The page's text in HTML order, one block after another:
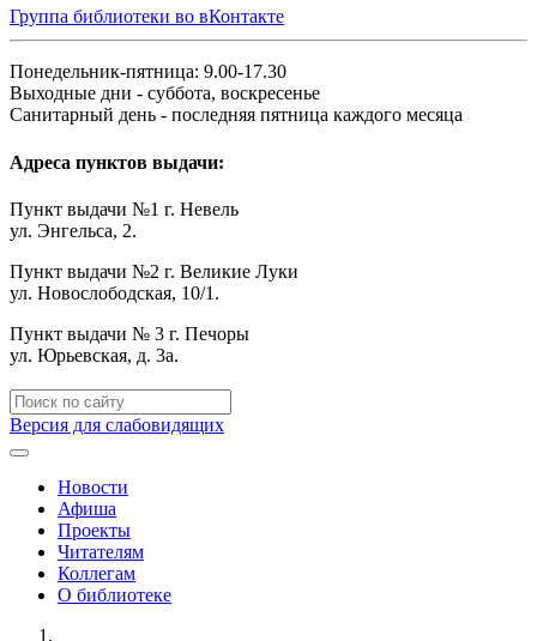
Группа библиотеки во вКонтакте
Понедельник-пятница: 9.00-17.30
Выходные дни - суббота, воскресенье
Санитарный день - последняя пятница каждого месяца
Адреса пунктов выдачи:
Пункт выдачи №1 г. Невель
ул. Энгельса, 2.
Пункт выдачи №2 г. Великие Луки
ул. Новослободская, 10/1.
Пункт выдачи № 3 г. Печоры
ул. Юрьевская, д. 3а.
Версия для слабовидящих
Новости
Афиша
Проекты
Читателям
Коллегам
О библиотеке